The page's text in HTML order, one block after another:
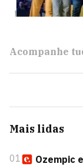
Acompanhe
Mais lidas
01
Ozempic